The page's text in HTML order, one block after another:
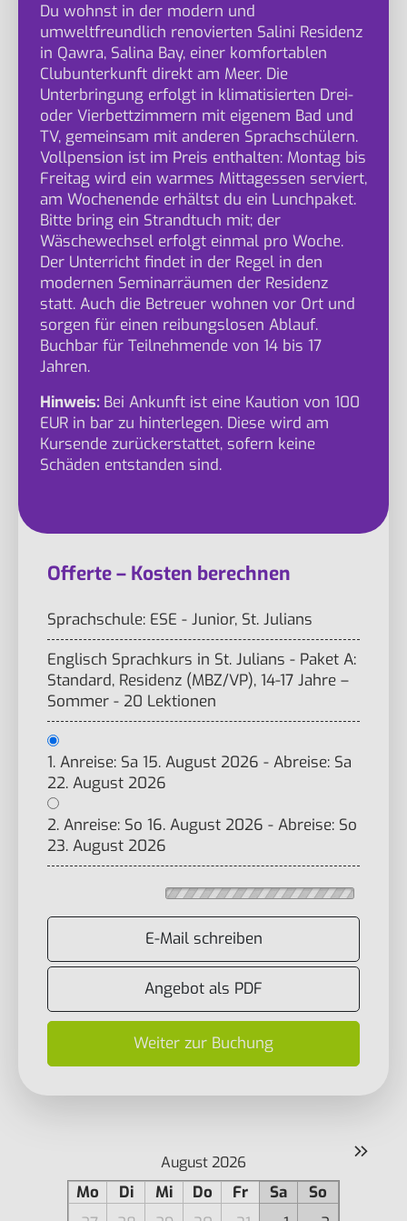
Du wohnst in der modern und
umweltfreundlich renovierten Salini Residenz
in Qawra, Salina Bay, einer komfortablen
Clubunterkunft direkt am Meer. Die
Unterbringung erfolgt in klimatisierten Drei-
oder Vierbettzimmern mit eigenem Bad und
TV, gemeinsam mit anderen Sprachschülern.
Vollpension ist im Preis enthalten: Montag bis
Freitag wird ein warmes Mittagessen serviert,
am Wochenende erhältst du ein Lunchpaket.
Bitte bring ein Strandtuch mit; der
Wäschewechsel erfolgt einmal pro Woche.
Der Unterricht findet in der Regel in den
modernen Seminarräumen der Residenz
statt. Auch die Betreuer wohnen vor Ort und
sorgen für einen reibungslosen Ablauf.
Buchbar für Teilnehmende von 14 bis 17
Jahren.
Hinweis: Bei Ankunft ist eine Kaution von 100
EUR in bar zu hinterlegen. Diese wird am
Kursende zurückerstattet, sofern keine
Schäden entstanden sind.
Offerte – Kosten berechnen
Sprachschule: ESE - Junior, St. Julians
Englisch Sprachkurs in St. Julians - Paket A:
Standard, Residenz (MBZ/VP), 14-17 Jahre –
Sommer - 20 Lektionen
1. Anreise: Sa 15. August 2026 - Abreise: Sa
22. August 2026
2. Anreise: So 16. August 2026 - Abreise: So
23. August 2026
E-Mail schreiben
Angebot als PDF
Weiter zur Buchung
»
August 2026
Mo Di Mi Do Fr Sa
So